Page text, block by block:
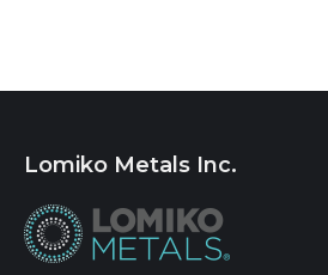
Lomiko Metals Inc.